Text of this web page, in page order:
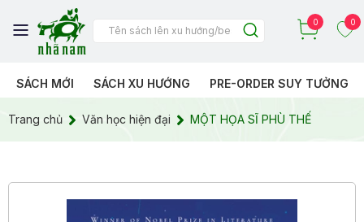
0 0
SÁCH MỚI SÁCH XU HƯỚNG PRE-ORDER SUY TƯỞNG
Trang chủ Văn học hiện đại MỘT HỌA SĨ PHÙ THẾ